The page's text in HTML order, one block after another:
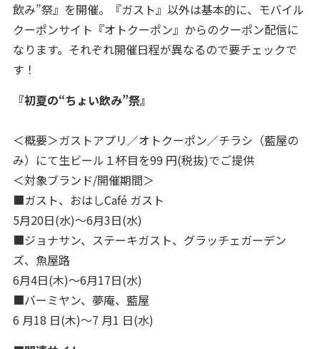
飲み”祭』を開催。『ガスト』以外は基本的に、モバイル
クーポンサイト『オトクーポン』からのクーポン配信に
なります。それぞれ開催日程が異なるので要チェックで
す！
『初夏の“ちょい飲み”祭』
＜概要＞ガストアプリ／オトクーポン／チラシ（藍屋の
み）にて生ビール１杯目を99 円(税抜)でご提供
＜対象ブランド/開催期間＞
■ガスト、おはしCafé ガスト
5月20日(水)～6月3日(水)
■ジョナサン、ステーキガスト、グラッチェガーデン
ズ、魚屋路
6月4日(木)～6月17日(水)
■バーミヤン、夢庵、藍屋
6 月18 日(木)～7 月1 日(水)